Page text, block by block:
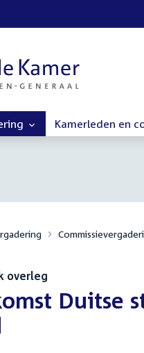
Kamerleden en
overleg
Duitse